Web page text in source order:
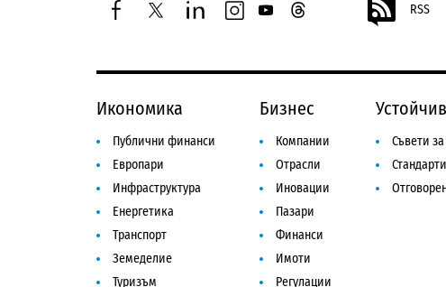
facebooktwitterlinkedininstagram
youtubethreads RSS
Икономика
Публични финанси
Европари
Инфраструктура
Енергетика
Транспорт
Земеделие
Туризъм
Бизнес
Компании
Отрасли
Иновации
Пазари
Финанси
Имоти
Регулации
Съвети
Стандарти